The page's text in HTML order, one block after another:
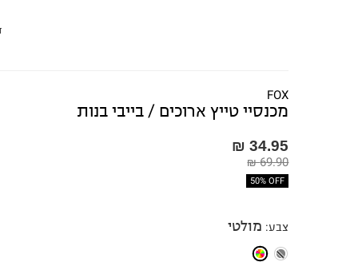
FOX
מכנסיי טייץ ארוכים / בייבי בנות
34.95 ₪
69.90 ₪
50% OFF
צבע: מולטי